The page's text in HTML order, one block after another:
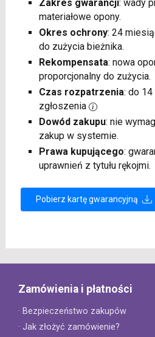
Zakres gwarancji: wady
materiałowe opony.
Okres ochrony: 24
do zużycia bieżnika.
Rekompensata: nowa
proporcjonalny do zużycia.
Czas rozpatrzenia: do
zgłoszenia
Dowód zakupu: nie
zakup w systemie.
Prawa kupującego:
uprawnień z tytułu rękojmi.
Pobierz kartę gwarancyjną
Zamówienia i płatności
· Bezpieczeństwo zakupów
· Jak złożyć zamówienie?